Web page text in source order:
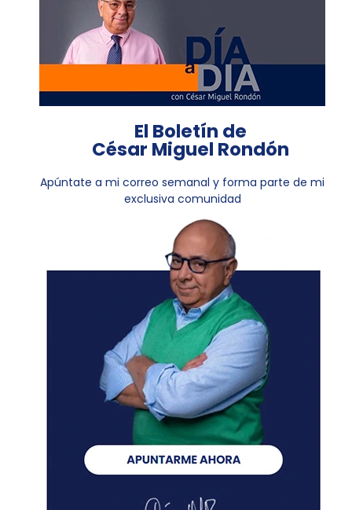
El Boletín de
César Miguel Rondón
Apúntate a mi correo semanal y forma parte de mi
exclusiva comunidad